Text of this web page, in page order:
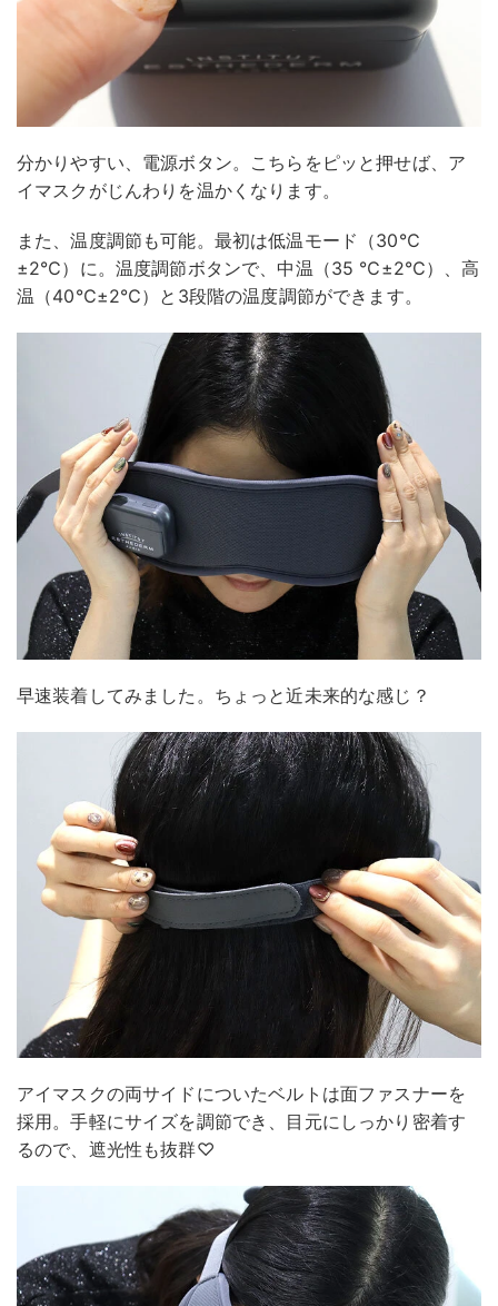
分かりやすい、電源ボタン。こちらをピッと押せば、ア
イマスクがじんわりを温かくなります。
また、温度調節も可能。最初は低温モード（30℃
±2℃）に。温度調節ボタンで、中温（35 ℃±2℃）、高
温（40℃±2℃）と3段階の温度調節ができます。
早速装着してみました。ちょっと近未来的な感じ？
アイマスクの両サイドについたベルトは面ファスナーを
採用。手軽にサイズを調節でき、目元にしっかり密着す
るので、遮光性も抜群♡